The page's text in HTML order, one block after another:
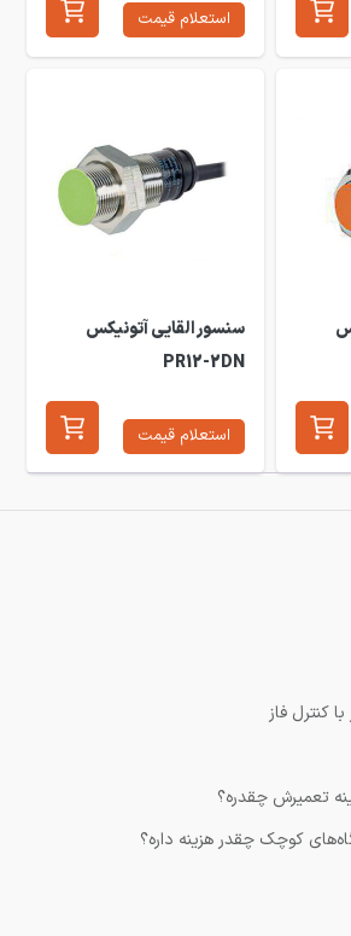
استعلام قیمت
سنسور القایی آتونیکس
PR12-2DN
استعلام قیمت
کنترل فاز
تعمیرش چقدره؟